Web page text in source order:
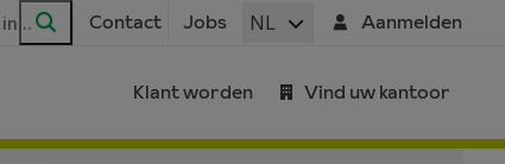
Zoeken
Contact Jobs NL Aanmelden
Klant worden Vind uw kantoor